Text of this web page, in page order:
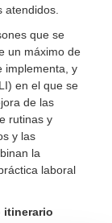
que se
un máximo de
implementa, y
en el que se
de las
rutinas y
y las
la
laboral
itinerario